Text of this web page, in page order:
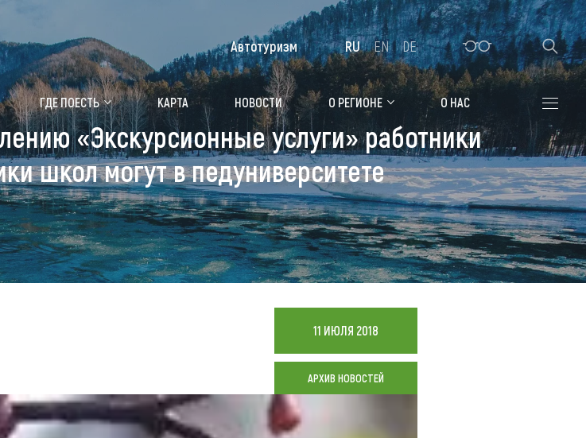
Медицинский форум Алтайская зимовка
Чем заняться
Календарь событий
Аудиогид
Мой маршрут
Где остановиться
Санатории
Гостиницы, отели
Коттеджи, базы
Сельские усадьбы
Мотели, придорожные отели
Общая информация
Коллекция впечатлений
ГДЕ ПОЕСТЬ КАРТА НОВОСТИ О РЕГИОНЕ О НАС
Автотуризм RU EN DE
«Экскурсионные услуги» работники
школ могут в педуниверситете
11 ИЮЛЯ 2018
АРХИВ НОВОСТЕЙ